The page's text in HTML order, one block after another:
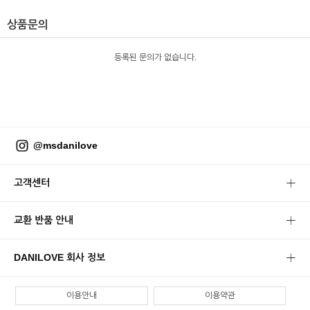
상품문의
등록된 문의가 없습니다.
@msdanilove
고객센터
교환 반품 안내
DANILOVE 회사 정보
이용안내 이용약관